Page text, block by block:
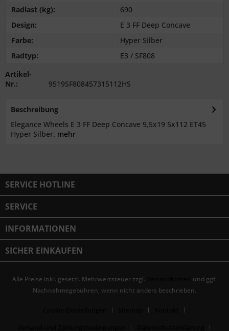
Radlast (kg):
690
Design:
E 3 FF Deep Concave
Farbe:
Hyper Silber
Radtyp:
E3 / SF808
Artikel-
Nr.:
9519SF808457315112HS
Beschreibung
Elegance Wheels E 3 FF Deep Concave 9,5x19 5x112 ET45
Hyper Silber. mehr
SERVICE HOTLINE
SERVICE
INFORMATIONEN
SICHER EINKAUFEN
Alle Preise inkl. gesetzl. Mehrwertsteuer zzgl.
und ggf.
Nachnahmegebühren, wenn nicht anders beschrieben.